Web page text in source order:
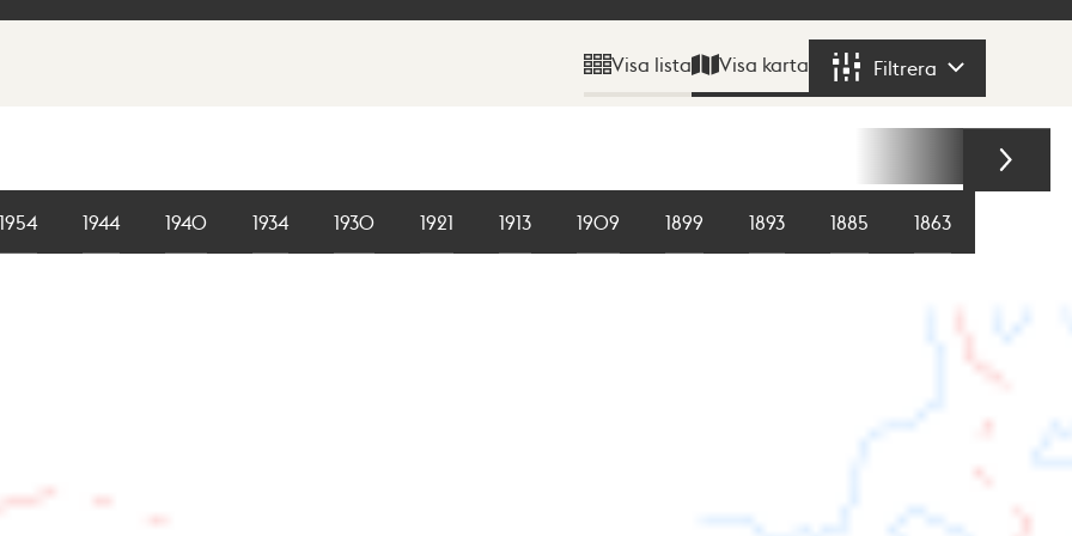
Visa lista Visa karta Filtrera
1954 1944 1940 1934 1930 1921 1913 1909 1899 1893 1885 1863